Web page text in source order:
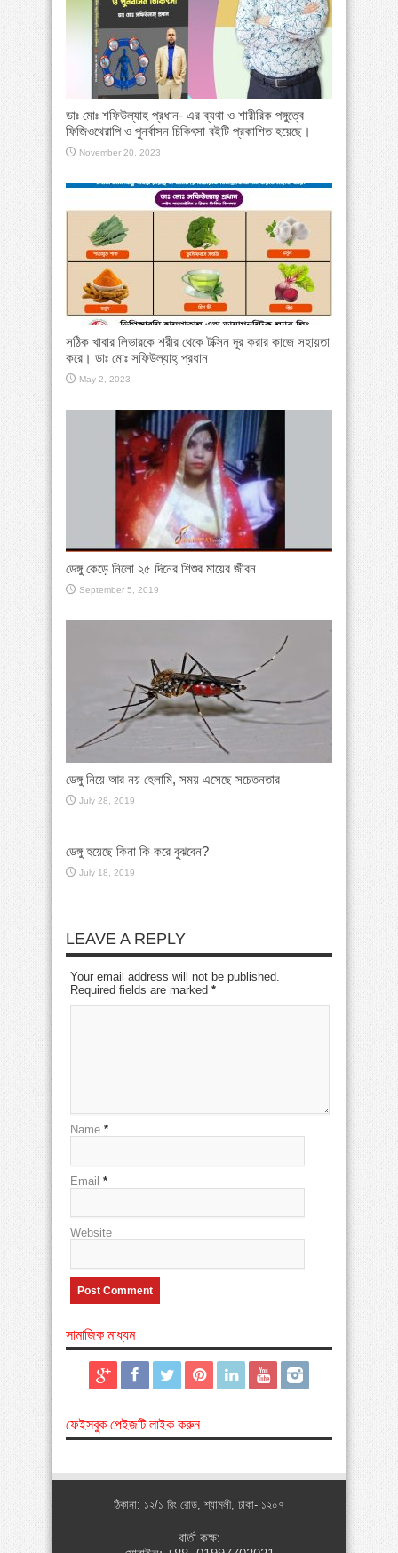
ডাঃ মোঃ শফিউল্যাহ প্রধান- এর ব্যথা ও শারীরিক পঙ্গুত্বে
ফিজিওথেরাপি ও পুনর্বাসন চিকিৎসা বইটি প্রকাশিত হয়েছে।
November 20, 2023
সঠিক খাবার লিভারকে শরীর থেকে টক্সিন দূর করার কাজে সহায়তা
করে। ডাঃ মোঃ সফিউল্যাহ্ প্রধান
May 2, 2023
ডেঙ্গু কেড়ে নিলো ২৫ দিনের শিশুর মায়ের জীবন
September 5, 2019
ডেঙ্গু নিয়ে আর নয় হেলামি, সময় এসেছে সচেতনতার
July 28, 2019
ডেঙ্গু হয়েছে কিনা কি করে বুঝবেন?
July 18, 2019
LEAVE A REPLY
Your email address will not be published.
Required fields are marked *
Name *
Email *
Website
সামাজিক মাধ্যম
ফেইসবুক পেইজটি লাইক করুন
ঠিকানা: ১২/১ রিং রোড, শ্যামলী, ঢাকা- ১২০৭
বার্তা কক্ষ: